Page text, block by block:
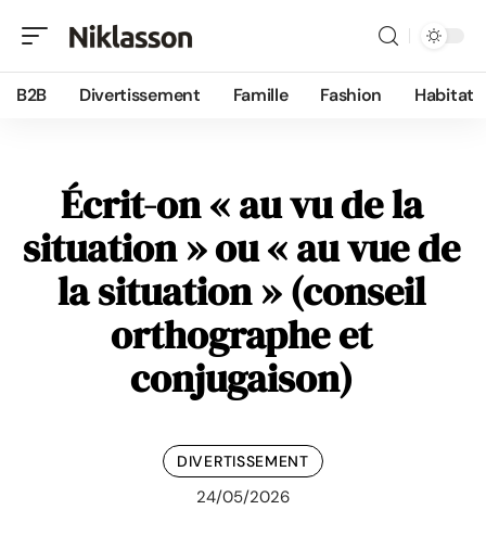
B2B Divertissement Famille Fashion Habitat
Écrit-on « au vu de la
situation » ou « au vue de
la situation » (conseil
orthographe et
conjugaison)
DIVERTISSEMENT
24/05/2026